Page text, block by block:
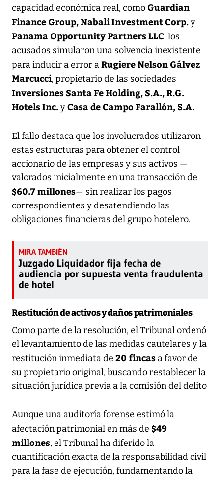
capacidad económica real, como Guardian
Finance Group, Nabali Investment Corp.y
Panama Opportunity Partners LLC, los
acusados simularon una solvencia inexistente
para inducir a error aRugiere Nelson Gálvez
Marcucci, propietario de las sociedades
Inversiones Santa Fe Holding, S.A., R.G.
Hotels Inc.yCasa de Campo Farallón, S.A.
El fallo destaca que los involucrados utilizaron
estas estructuras para obtener el control
accionario de las empresas y sus activos —
valorados inicialmente en una transacción de
$60.7 millones— sin realizar los pagos
correspondientes y desatendiendo las
obligaciones financieras del grupo hotelero.
Juzgado Liquidador fija fecha de
audiencia por supuesta venta fraudulenta
de hotel
Restitución de activos y daños patrimoniales
Como parte de la resolución, el Tribunal ordenó
el levantamiento de las medidas cautelares y la
restitución inmediata de 20 fincas a favor de
su propietario original, buscando restablecer la
situación jurídica previa a la comisión del delito
Aunque una auditoría forense estimó la
afectación patrimonial en más de $49
millones, el Tribunal ha diferido la
cuantificación exacta de la responsabilidad civil
para la fase de ejecución, fundamentando la